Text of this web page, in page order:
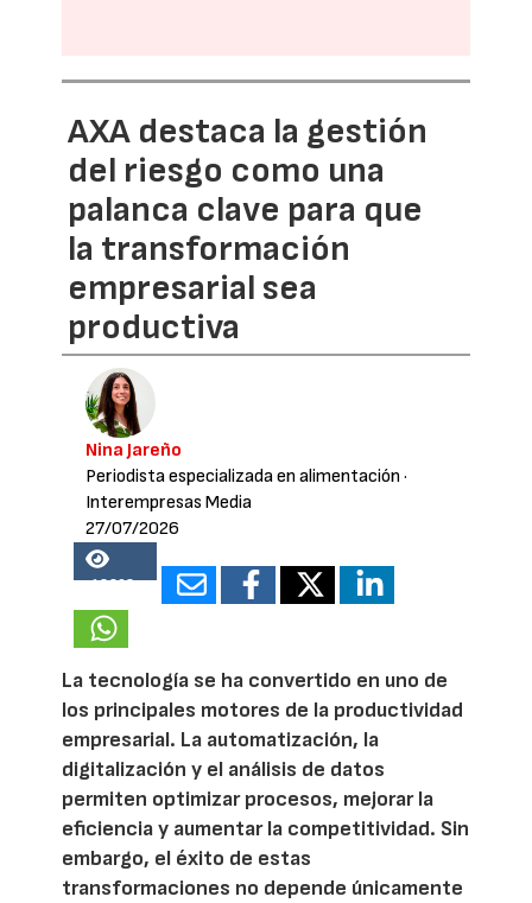
AXA destaca la gestión
del riesgo como una
palanca clave para que
la transformación
empresarial sea
productiva
Nina Jareño
Periodista especializada en alimentación ·
Interempresas Media
27/07/2026
18203
La tecnología se ha convertido en uno de
los principales motores de la productividad
empresarial. La automatización, la
digitalización y el análisis de datos
permiten optimizar procesos, mejorar la
eficiencia y aumentar la competitividad. Sin
embargo, el éxito de estas
transformaciones no depende únicamente